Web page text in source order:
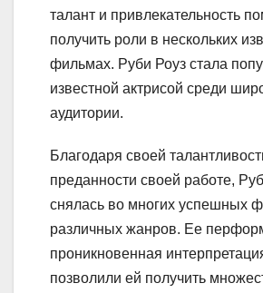
талант и привлекательность
получить роли в нескольких
фильмах. Руби Роуз стала
известной актрисой среди
аудитории.
Благодаря своей
преданности своей работе,
снялась во многих успешных
различных жанров. Ее
проникновенная
позволили ей получить